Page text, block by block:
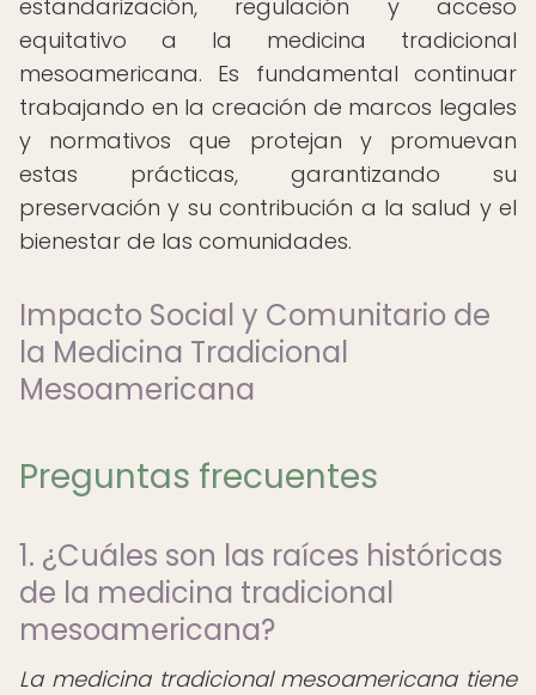
estandarización, regulación y acceso
equitativo a la medicina tradicional
mesoamericana. Es fundamental continuar
trabajando en la creación de marcos legales
y normativos que protejan y promuevan
estas prácticas, garantizando su
preservación y su contribución a la salud y el
bienestar de las comunidades.
Impacto Social y Comunitario de
la Medicina Tradicional
Mesoamericana
Preguntas frecuentes
1. ¿Cuáles son las raíces históricas
de la medicina tradicional
mesoamericana?
La medicina tradicional mesoamericana tiene